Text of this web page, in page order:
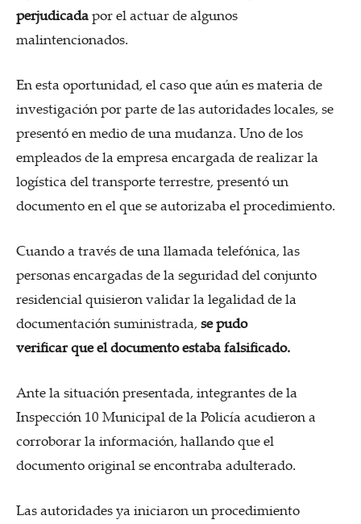
perjudicadapor el actuar de algunos
malintencionados.
En esta oportunidad, el caso que aún es materia de
investigación por parte de las autoridades locales, se
presentó en medio de una mudanza. Uno de los
empleados de la empresa encargada de realizar la
logística del transporte terrestre, presentó un
documento en el que se autorizaba el procedimiento.
Cuando a través de una llamada telefónica, las
personas encargadas de la seguridad del conjunto
residencial quisieron validar la legalidad de la
documentación suministrada,se pudo
verificar que el documento estaba falsificado.
Ante la situación presentada, integrantes de la
Inspección 10 Municipal de la Policía acudieron a
corroborar la información, hallando que el
documento original se encontraba adulterado.
Las autoridades ya iniciaron un procedimiento